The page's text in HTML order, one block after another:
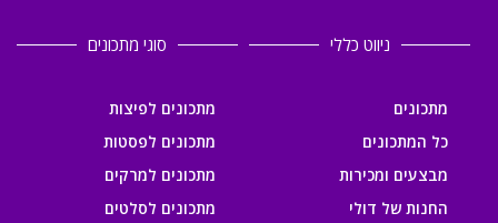
ניווט כללי
מתכונים
כל המתכונים
מבצעים ומכירות
החנות של דולי
סוגי מתכונים
מתכונים לפיצות
מתכונים לפסטות
מתכונים למרקים
מתכונים לסלטים